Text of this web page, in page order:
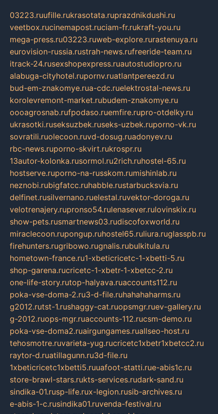
03223.ruufille.rukrasotata.ruprazdnikdushi.ru
veetbox.rucinemapost.ruciam-fr.rukraft-you.ru
mega-press.ru03223.ruweb-explore.rurastenuya.ru
eurovision-russia.rustrah-news.rufreeride-team.ru
itrack-24.rusexshopexpress.ruautostudiopro.ru
alabuga-cityhotel.rupornv.ruatlantpereezd.ru
bud-em-znakomye.rua-cdc.ruelektrostal-news.ru
korolevremont-market.rubudem-znakomye.ru
oooagrosnab.rufpodaso.ruemfire.rupro-otdelky.ru
ukrasotki.ruseksuzbek.ruseks-uzbek.ruporno-vk.ru
sovratili.ruolecoon.ruvd-dosug.ruadonyev.ru
rbc-news.ruporno-skvirt.rukrospr.ru
13autor-kolonka.rusormol.ru2rich.ruhostel-65.ru
hostserve.ruporno-na-russkom.rumishinlab.ru
neznobi.rubigfatcc.ruhabble.rustarbucksvia.ru
delfinet.rusilvernano.ruelestal.ruvektor-doroga.ru
velotrenajery.rupronso54.rulenasever.rulovinskix.ru
show-pets.rusmartnews03.rudiscofoxworld.ru
miraclecoon.rupongup.ruhostel65.ruliura.ruglasspb.ru
firehunters.rugribowo.rugnalis.rubulkitula.ru
hometown-france.ru1-xbeticricetc-1-xbetti-5.ru
shop-garena.rucricetc-1-xbetr-1-xbetcc-2.ru
one-life-story.rutop-halyava.ruaccounts112.ru
poka-vse-doma-2.ru3-d-file.ruhahahaharms.ru
g2012.rutst-1.rushaggy-cat.ruopsmgr.ruev-gallery.ru
g-2012.ruops-mgr.ruaccounts-112.rucsm-demo.ru
poka-vse-doma2.ruairgungames.ruallseo-host.ru
tehosmotre.ruvarieta-yug.rucricetc1xbetr1xbetcc2.ru
raytor-d.ruatillagunn.ru3d-file.ru
1xbeticricetc1xbetti5.ruuafoot-statti.rue-abis1c.ru
store-brawl-stars.rukts-services.rudark-sand.ru
sindika-01.rusp-life.rux-legion.rusib-archives.ru
e-abis-1-c.rusindika01.ruvenda-festival.ru